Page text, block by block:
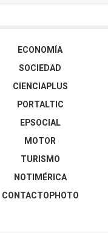
ECONOMÍA
SOCIEDAD
CIENCIAPLUS
PORTALTIC
EPSOCIAL
MOTOR
TURISMO
NOTIMÉRICA
CONTACTOPHOTO